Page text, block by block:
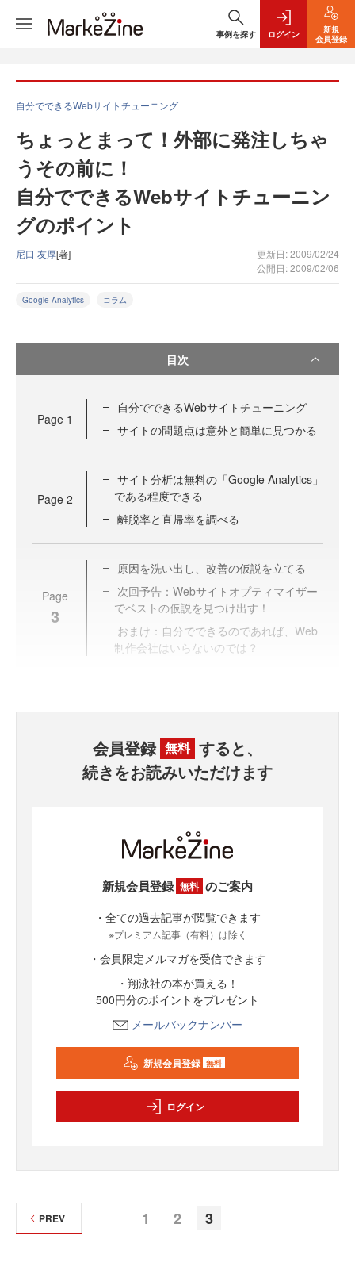
事例を探す ログイン
新規
会員登録
自分でできるWebサイトチューニング
ちょっとまって！外部に発注しちゃ
うその前に！
自分でできるWebサイトチューニン
グのポイント
尼口 友厚[著]
更新日: 2009/02/24
公開日: 2009/02/06
Google Analytics コラム
目次
Page 1
自分でできるWebサイトチューニング
サイトの問題点は意外と簡単に見つかる
Page 2
サイト分析は無料の「Google Analytics」
である程度できる
離脱率と直帰率を調べる
Page
3
原因を洗い出し、改善の仮説を立てる
次回予告：Webサイトオプティマイザー
でベストの仮説を見つけ出す！
おまけ：自分でできるのであれば、Web
制作会社はいらないのでは？
会員登録 無料 すると、
続きをお読みいただけます
新規会員登録 無料 のご案内
・全ての過去記事が閲覧できます
※プレミアム記事（有料）は除く
・会員限定メルマガを受信できます
・翔泳社の本が買える！
500円分のポイントをプレゼント
メールバックナンバー
新規会員登録 無料
ログイン
1 2 3
PREV